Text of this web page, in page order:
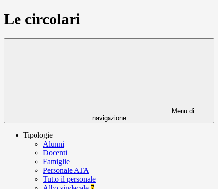
Le circolari
Menu di
navigazione
Tipologie
Alunni
Docenti
Famiglie
Personale ATA
Tutto il personale